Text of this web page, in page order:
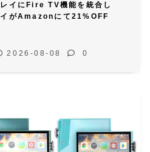
イにFire TV機能を統合し
がAmazonにて21%OFF
2026-08-08 0